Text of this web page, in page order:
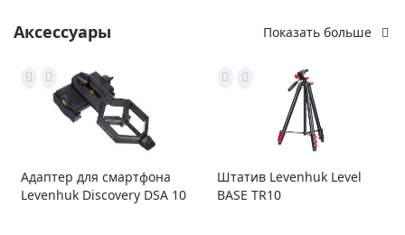
Аксессуары Показать больше
Адаптер для смартфона
Levenhuk Discovery DSA 10
Штатив Levenhuk Level
BASE TR10